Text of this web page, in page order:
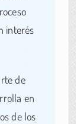
interés
de
en
de los